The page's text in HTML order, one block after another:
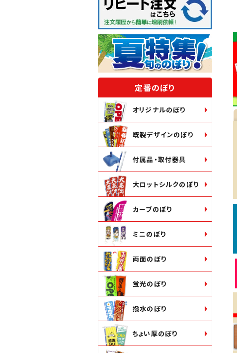
定番のぼり
オリジナルのぼり
既製デザインのぼり
付属品・取付器具
大ロットシルクのぼり
カーブのぼり
ミニのぼり
両面のぼり
蛍光のぼり
撥水のぼり
ちょい厚のぼり